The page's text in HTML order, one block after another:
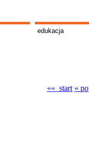
edukacja
«« start «